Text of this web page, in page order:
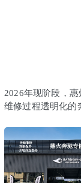
2026年现阶段，
维修过程透明化的